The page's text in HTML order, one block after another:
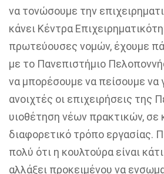
να τονώσουμε την
κάνει Κέντρα
πρωτεύουσες νομών, έχουμε
με το Πανεπιστήμιο
να μπορέσουμε να πείσουμε να
ανοιχτές οι επιχειρήσεις της
υιοθέτηση νέων πρακτικών, σε
διαφορετικό τρόπο εργασίας.
πολύ ότι η κουλτούρα είναι
αλλάξει προκειμένου να